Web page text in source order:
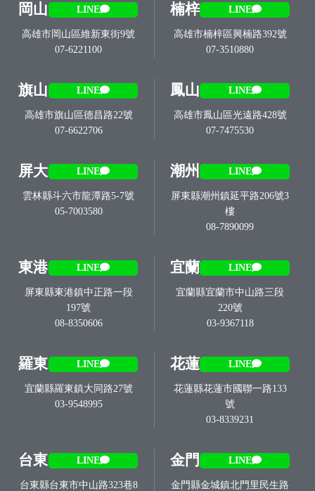
岡山 LINE
高雄市岡山區維新東街9號
07-6221100
楠梓 LINE
高雄市楠梓區興楠路392號
07-3510880
旗山 LINE
高雄市旗山區德昌路22號
07-6622706
鳳山 LINE
高雄市鳳山區光遠路428號
07-7475530
屏大 LINE
雲林縣斗六市龍潭路5-7號
05-7003580
潮州 LINE
屏東縣潮州鎮延平路206號3
樓
08-7890099
東港 LINE
屏東縣東港鎮中正路一段
197號
08-8350606
宜蘭 LINE
宜蘭縣宜蘭市中山路三段
220號
03-9367118
羅東 LINE
宜蘭縣羅東鎮大同路27號
03-9548995
花蓮 LINE
花蓮縣花蓮市國聯一路133
號
03-8339231
台東 LINE
台東縣台東市中山路323巷8
金門 LINE
金門縣金城鎮北門里民生路